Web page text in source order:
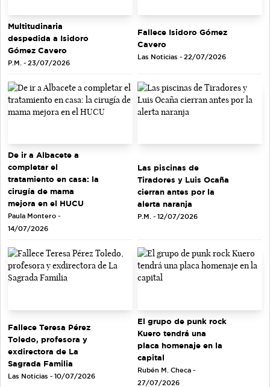
Multitudinaria
despedida a Isidoro
Gómez Cavero
P.M. - 23/07/2026
Fallece Isidoro Gómez
Cavero
Las Noticias - 22/07/2026
De ir a Albacete a
completar el
tratamiento en casa: la
cirugía de mama
mejora en el HUCU
Paula Montero -
14/07/2026
Las piscinas de
Tiradores y Luis Ocaña
cierran antes por la
alerta naranja
P.M. - 12/07/2026
Fallece Teresa Pérez
Toledo, profesora y
exdirectora de La
Sagrada Familia
Las Noticias - 10/07/2026
El grupo de punk rock
Kuero tendrá una
placa homenaje en la
capital
Rubén M. Checa -
27/07/2026